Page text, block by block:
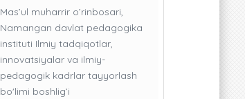
Mas’ul muharrir o’rinbosari,
Namangan davlat pedagogika
instituti Ilmiy tadqiqotlar,
innovatsiyalar va ilmiy-
pedagogik kadrlar tayyorlash
bo'limi boshlig’i